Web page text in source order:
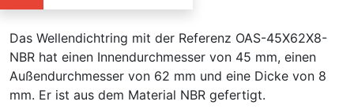
Das Wellendichtring mit der Referenz OAS-45X62X8-
NBR hat einen Innendurchmesser von 45 mm, einen
Außendurchmesser von 62 mm und eine Dicke von 8
mm. Er ist aus dem Material NBR gefertigt.